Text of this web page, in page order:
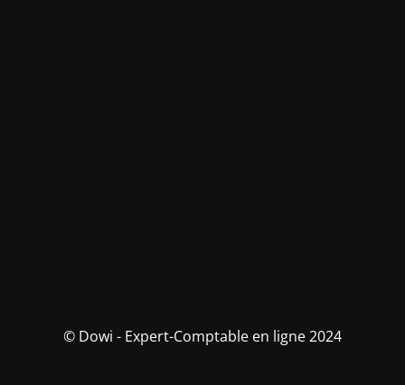
© Dowi - Expert-Comptable en ligne 2024